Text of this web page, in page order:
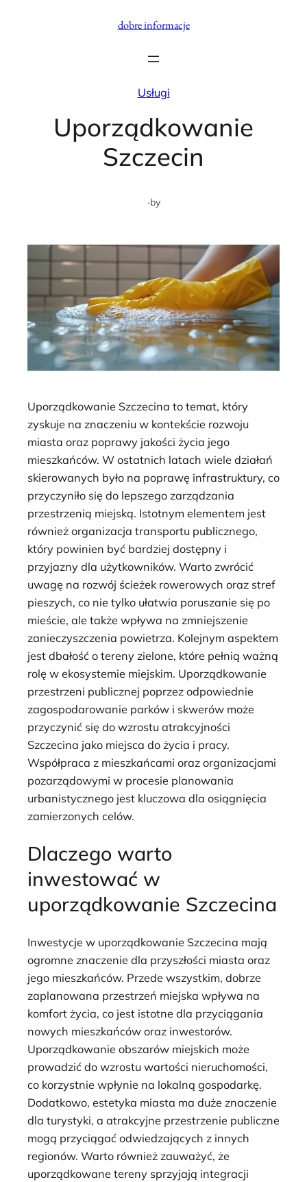
dobre informacje
Usługi
Uporządkowanie
Szczecin
·by
Uporządkowanie Szczecina to temat, który
zyskuje na znaczeniu w kontekście rozwoju
miasta oraz poprawy jakości życia jego
mieszkańców. W ostatnich latach wiele działań
skierowanych było na poprawę infrastruktury, co
przyczyniło się do lepszego zarządzania
przestrzenią miejską. Istotnym elementem jest
również organizacja transportu publicznego,
który powinien być bardziej dostępny i
przyjazny dla użytkowników. Warto zwrócić
uwagę na rozwój ścieżek rowerowych oraz stref
pieszych, co nie tylko ułatwia poruszanie się po
mieście, ale także wpływa na zmniejszenie
zanieczyszczenia powietrza. Kolejnym aspektem
jest dbałość o tereny zielone, które pełnią ważną
rolę w ekosystemie miejskim. Uporządkowanie
przestrzeni publicznej poprzez odpowiednie
zagospodarowanie parków i skwerów może
przyczynić się do wzrostu atrakcyjności
Szczecina jako miejsca do życia i pracy.
Współpraca z mieszkańcami oraz organizacjami
pozarządowymi w procesie planowania
urbanistycznego jest kluczowa dla osiągnięcia
zamierzonych celów.
Dlaczego warto
inwestować w
uporządkowanie Szczecina
Inwestycje w uporządkowanie Szczecina mają
ogromne znaczenie dla przyszłości miasta oraz
jego mieszkańców. Przede wszystkim, dobrze
zaplanowana przestrzeń miejska wpływa na
komfort życia, co jest istotne dla przyciągania
nowych mieszkańców oraz inwestorów.
Uporządkowanie obszarów miejskich może
prowadzić do wzrostu wartości nieruchomości,
co korzystnie wpłynie na lokalną gospodarkę.
Dodatkowo, estetyka miasta ma duże znaczenie
dla turystyki, a atrakcyjne przestrzenie publiczne
mogą przyciągać odwiedzających z innych
regionów. Warto również zauważyć, że
uporządkowane tereny sprzyjają integracji